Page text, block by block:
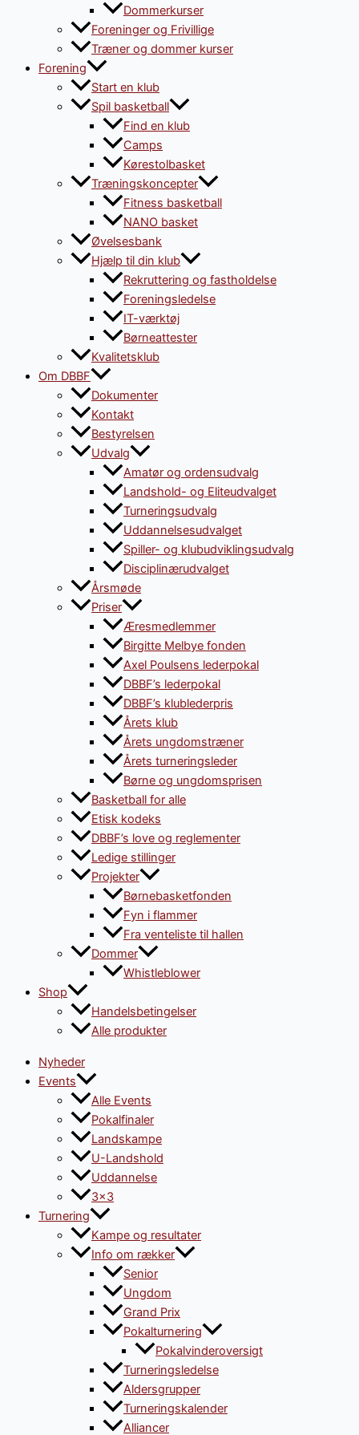
Dommerkurser
Foreninger og Frivillige
Træner og dommer kurser
Forening
Start en klub
Spil basketball
Find en klub
Camps
Kørestolbasket
Træningskoncepter
Fitness basketball
NANO basket
Øvelsesbank
Hjælp til din klub
Rekruttering og fastholdelse
Foreningsledelse
IT-værktøj
Børneattester
Kvalitetsklub
Om DBBF
Dokumenter
Kontakt
Bestyrelsen
Udvalg
Amatør og ordensudvalg
Landshold- og Eliteudvalget
Turneringsudvalg
Uddannelsesudvalget
Spiller- og klubudviklingsudvalg
Disciplinærudvalget
Årsmøde
Priser
Æresmedlemmer
Birgitte Melbye fonden
Axel Poulsens lederpokal
DBBF’s lederpokal
DBBF’s klublederpris
Årets klub
Årets ungdomstræner
Årets turneringsleder
Børne og ungdomsprisen
Basketball for alle
Etisk kodeks
DBBF’s love og reglementer
Ledige stillinger
Projekter
Børnebasketfonden
Fyn i flammer
Fra venteliste til hallen
Dommer
Whistleblower
Shop
Handelsbetingelser
Alle produkter
Nyheder
Events
Alle Events
Pokalfinaler
Landskampe
U-Landshold
Uddannelse
3×3
Turnering
Kampe og resultater
Info om rækker
Senior
Ungdom
Grand Prix
Pokalturnering
Pokalvinderoversigt
Turneringsledelse
Aldersgrupper
Turneringskalender
Alliancer